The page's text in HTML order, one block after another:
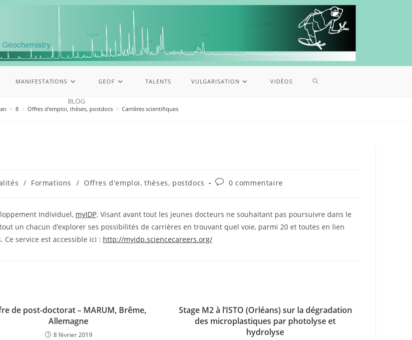
MANIFESTATIONS GEOF TALENTS VULGARISATION VIDÉOS
BLOG
> 8 > Offres d'emploi, thèses, postdocs > Carrières scientifiques
/ Formations / Offres d'emploi, thèses, postdocs 0 commentaire
Individuel, myIDP. Visant avant tout les jeunes docteurs ne souhaitant pas poursuivre dans le
un chacun d’explorer ses possibilités de carrières en trouvant quel voie, parmi 20 et toutes en lien
service est accessible ici : http://myidp.sciencecareers.org/
de post-doctorat – MARUM, Brême,
Allemagne
8 février 2019
Stage M2 à l’ISTO (Orléans) sur la dégradation
des microplastiques par photolyse et
hydrolyse